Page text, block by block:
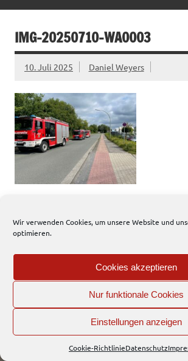
Wir verwenden Cookies, um unsere Website und
optimieren.
Cookies akzeptieren
Nur funktionale Cookies
Einstellungen anzeigen
Cookie-RichtlinieDatenschutz
IMG-20250710-WA0003
10. Juli 2025 Daniel Weyers
Interner Bereich